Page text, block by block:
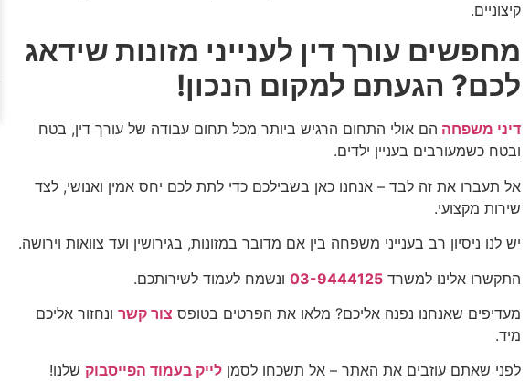
קיצוניים.
מחפשים עורך דין לענייני מזונות שידאג
לכם? הגעתם למקום הנכון!
דיני משפחה הם אולי התחום הרגיש ביותר מכל תחום עבודה של עורך דין, בטח
ובטח כשמעורבים בעניין ילדים.
אל תעברו את זה לבד – אנחנו כאן בשבילכם כדי לתת לכם יחס אמין ואנושי, לצד
שירות מקצועי.
יש לנו ניסיון רב בענייני משפחה בין אם מדובר במזונות, בגירושין ועד צוואות וירושה.
התקשרו אלינו למשרד 03-9444125 ונשמח לעמוד לשירותכם.
מעדיפים שאנחנו נפנה אליכם? מלאו את הפרטים בטופס צור קשר ונחזור אליכם
מיד.
לפני שאתם עוזבים את האתר – אל תשכחו לסמן לייק בעמוד הפייסבוק שלנו!